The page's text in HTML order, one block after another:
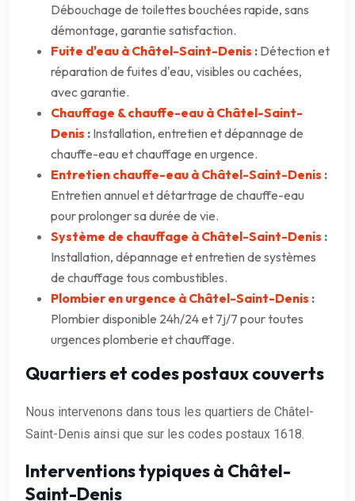
Débouchage de toilettes bouchées rapide, sans
démontage, garantie satisfaction.
Fuite d'eau à Châtel-Saint-Denis : Détection et
réparation de fuites d'eau, visibles ou cachées,
avec garantie.
Chauffage & chauffe-eau à Châtel-Saint-
Denis : Installation, entretien et dépannage de
chauffe-eau et chauffage en urgence.
Entretien chauffe-eau à Châtel-Saint-Denis :
Entretien annuel et détartrage de chauffe-eau
pour prolonger sa durée de vie.
Système de chauffage à Châtel-Saint-Denis :
Installation, dépannage et entretien de systèmes
de chauffage tous combustibles.
Plombier en urgence à Châtel-Saint-Denis :
Plombier disponible 24h/24 et 7j/7 pour toutes
urgences plomberie et chauffage.
Quartiers et codes postaux couverts
Nous intervenons dans tous les quartiers de Châtel-
Saint-Denis ainsi que sur les codes postaux 1618.
Interventions typiques à Châtel-
Saint-Denis